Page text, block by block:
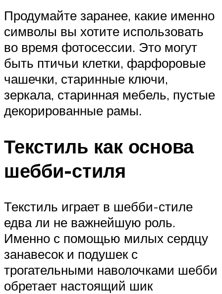
Продумайте заранее, какие именно
символы вы хотите использовать
во время фотосессии. Это могут
быть птичьи клетки, фарфоровые
чашечки, старинные ключи,
зеркала, старинная мебель, пустые
декорированные рамы.
Текстиль как основа
шебби-стиля
Текстиль играет в шебби-стиле
едва ли не важнейшую роль.
Именно с помощью милых сердцу
занавесок и подушек с
трогательными наволочками шебби
обретает настоящий шик